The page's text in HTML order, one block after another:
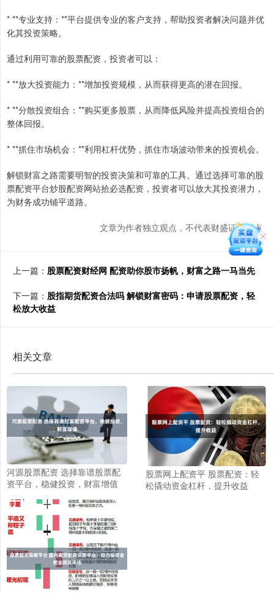
* **专业支持：**平台提供专业的客户支持，帮助投资者解决问题并优
化其投资策略。
通过利用可靠的股票配资，投资者可以：
* **放大投资能力：**增加投资规模，从而获得更高的潜在回报。
* **分散投资组合：**购买更多股票，从而降低风险并提高投资组合的
整体回报。
* **抓住市场机会：**利用杠杆优势，抓住市场波动带来的投资机会。
解锁财富之路需要明智的投资决策和可靠的工具。通过选择可靠的股
票配资平台炒股配资网站拾必选配资，投资者可以放大其投资潜力，
为财务成功铺平道路。
文章为作者独立观点，不代表财盛证券观点
上一篇： 股票配资财经网 配资助你股市扬帆，财富之路一马当先
下一篇： 股指期货配资合法吗 解锁财富密码：申请股票配资，轻
松放大收益
相关文章
河源股票配资 选择靠谱股票配
资平台，稳健投资，财富增值
股票网上配资平 股票配资：轻
松撬动资金杠杆，提升收益